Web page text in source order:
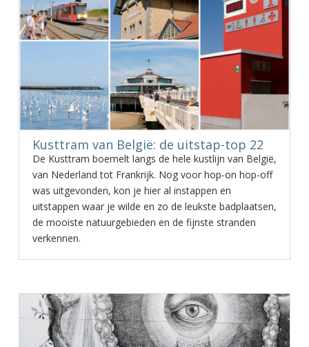
Kusttram van België: de uitstap-top 22
De Kusttram boemelt langs de hele kustlijn van België,
van Nederland tot Frankrijk. Nog voor hop-on hop-off
was uitgevonden, kon je hier al instappen en
uitstappen waar je wilde en zo de leukste badplaatsen,
de mooiste natuurgebieden en de fijnste stranden
verkennen.